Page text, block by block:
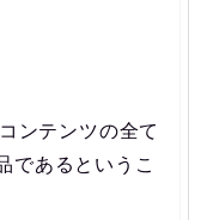
ンテンツの全て
であるというこ